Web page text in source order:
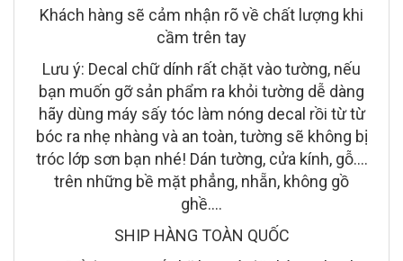
Khách hàng sẽ cảm nhận rõ về chất lượng khi
cầm trên tay
Lưu ý: Decal chữ dính rất chặt vào tường, nếu
bạn muốn gỡ sản phẩm ra khỏi tường dễ dàng
hãy dùng máy sấy tóc làm nóng decal rồi từ từ
bóc ra nhẹ nhàng và an toàn, tường sẽ không bị
tróc lớp sơn bạn nhé! Dán tường, cửa kính, gỗ....
trên những bề mặt phẳng, nhẵn, không gồ
ghề....
SHIP HÀNG TOÀN QUỐC